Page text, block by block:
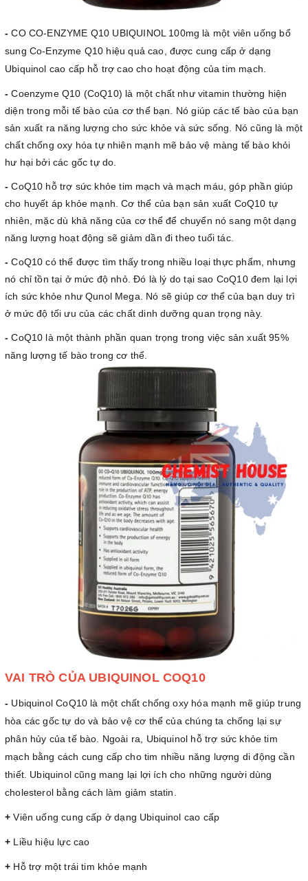
-CO CO-ENZYME Q10 UBIQUINOL 100mg là một viên uống bổ
sung Co-Enzyme Q10 hiệu quả cao, được cung cấp ở dạng
Ubiquinol cao cấp hỗ trợ cao cho hoạt động của tim mạch.
-Coenzyme Q10 (CoQ10) là một chất như vitamin thường hiện
diện trong mỗi tế bào của cơ thể bạn. Nó giúp các tế bào của bạn
sản xuất ra năng lượng cho sức khỏe và sức sống. Nó cũng là một
chất chống oxy hóa tự nhiên mạnh mẽ bảo vệ màng tế bào khỏi
hư hại bởi các gốc tự do.
- CoQ10 hỗ trợ sức khỏe tim mạch và mạch máu, góp phần giúp
cho huyết áp khỏe mạnh. Cơ thể của bạn sản xuất CoQ10 tự
nhiên, mặc dù khả năng của cơ thể để chuyển nó sang một dạng
năng lượng hoạt động sẽ giảm dần đi theo tuổi tác.
- CoQ10 có thể được tìm thấy trong nhiều loại thực phẩm, nhưng
nó chỉ tồn tại ở mức độ nhỏ. Đó là lý do tại sao CoQ10 đem lại lợi
ích sức khỏe như Qunol Mega. Nó sẽ giúp cơ thể của bạn duy trì
ở mức độ tối ưu của các chất dinh dưỡng quan trọng này.
-CoQ10 là một thành phần quan trọng trong việc sản xuất 95%
năng lượng tế bào trong cơ thể.
VAI TRÒ CỦA UBIQUINOL COQ10
- Ubiquinol CoQ10 là một chất chống oxy hóa mạnh mẽ giúp trung
hòa các gốc tự do và bảo vệ cơ thể của chúng ta chống lại sự
phân hủy của tế bào. Ngoài ra, Ubiquinol hỗ trợ sức khỏe tim
mạch bằng cách cung cấp cho tim nhiều năng lượng di động cần
thiết. Ubiquinol cũng mang lại lợi ích cho những người dùng
cholesterol bằng cách làm giảm statin.
+Viên uống cung cấp ở dạng Ubiquinol cao cấp
+ Liều hiệu lực cao
+ Hỗ trợ một trái tim khỏe mạnh